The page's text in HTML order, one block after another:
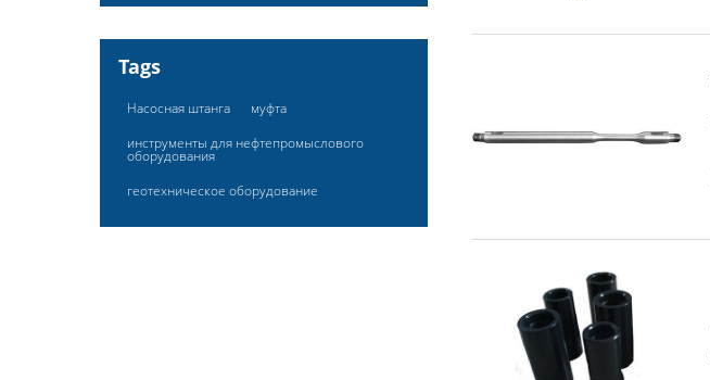
Tags
Насосная штанга
муфта
инструменты для нефтепромыслового
оборудования
геотехническое оборудование